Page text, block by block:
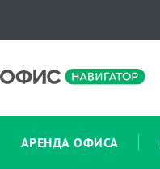
АРЕНДА ОФИСА